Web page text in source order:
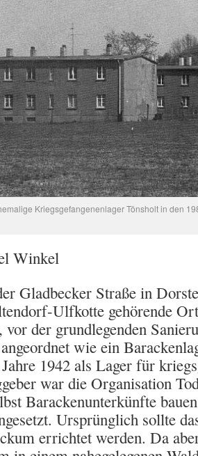
Kriegsgefangenenlager Tönsholt in den
Winkel
Gladbecker Straße in
Ulfkotte gehörende
vor der grundlegenden
wie ein
1942 als Lager für
war die Organisation
Ba­rackenunterkünfte
Ursprünglich sollte
errichtet werden. Da